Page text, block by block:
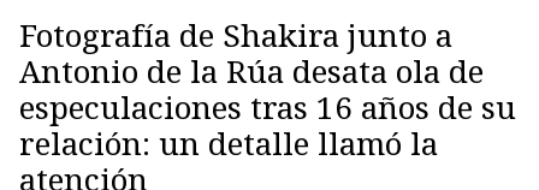
Fotografía de Shakira junto a
Antonio de la Rúa desata ola de
especulaciones tras 16 años de su
relación: un detalle llamó la
atención